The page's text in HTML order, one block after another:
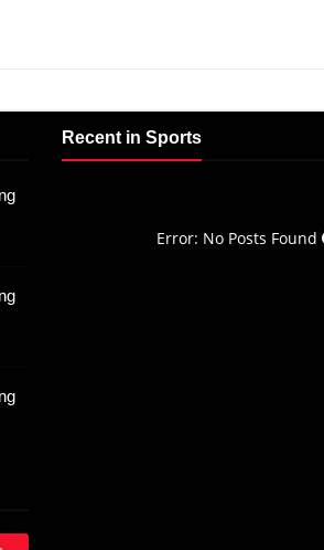
Recent in Sports
Error: No Posts Found